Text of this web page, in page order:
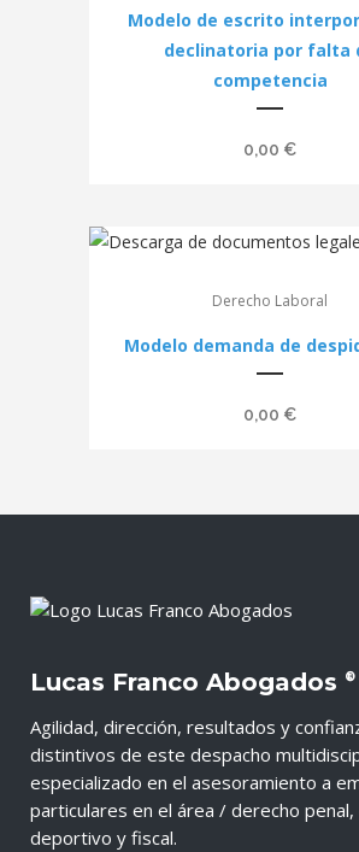
Modelo de escrito
declinatoria por falta
competencia
0,00 €
Derecho Laboral
Modelo demanda de
0,00 €
Lucas Franco Abogados ®
Agilidad, dirección, resultados y
distintivos de este despacho
especializado en el asesoramiento a
particulares en el área / derecho penal,
deportivo y fiscal.